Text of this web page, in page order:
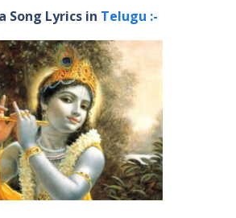
Song Lyrics in Telugu :-